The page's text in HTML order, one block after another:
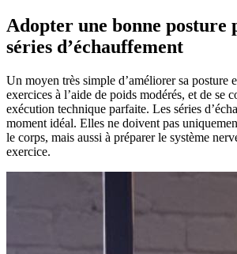
Adopter une bonne posture
séries d’échauffement
Un moyen très simple d’améliorer sa posture
exercices à l’aide de poids modérés, et de se
exécution technique parfaite. Les séries
moment idéal. Elles ne doivent pas
le corps, mais aussi à préparer le système
exercice.